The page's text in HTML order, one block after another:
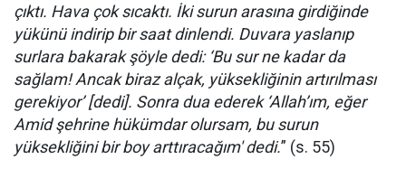
çıktı. Hava çok sıcaktı. İki surun arasına girdiğinde
yükünü indirip bir saat dinlendi. Duvara yaslanıp
surlara bakarak şöyle dedi: ‘Bu sur ne kadar da
sağlam! Ancak biraz alçak, yüksekliğinin artırılması
gerekiyor’ [dedi]. Sonra dua ederek ‘Allah’ım, eğer
Amid şehrine hükümdar olursam, bu surun
yüksekliğini bir boy arttıracağım' dedi.” (s. 55)